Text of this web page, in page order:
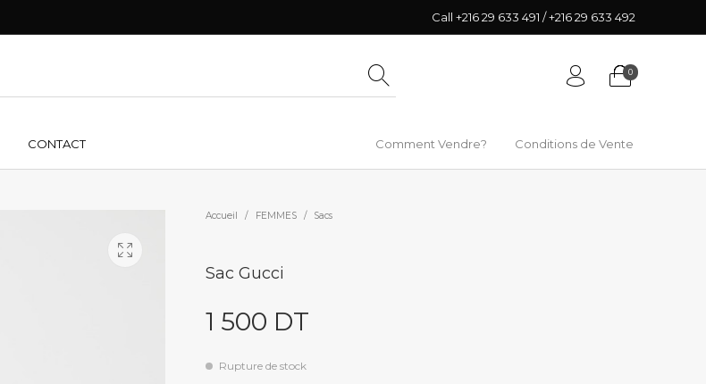
Call +216 29 633 491 / +216 29 633 492
0
CONTACT Comment Vendre? Conditions de Vente
Accueil / FEMMES / Sacs
Sac Gucci
1 500 DT
Rupture de stock